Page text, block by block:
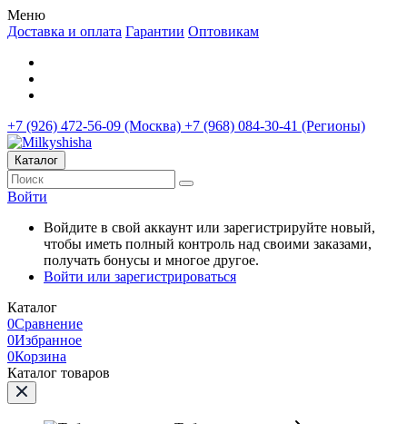
Меню
Доставка и оплата Гарантии Оптовикам
+7 (926) 472-56-09 (Москва) +7 (968) 084-30-41 (Регионы)
Каталог
Войти
Войдите в свой аккаунт или зарегистрируйте новый,
чтобы иметь полный контроль над своими заказами,
получать бонусы и многое другое.
Войти или зарегистрироваться
Каталог
0Сравнение
0Избранное
0Корзина
Каталог товаров